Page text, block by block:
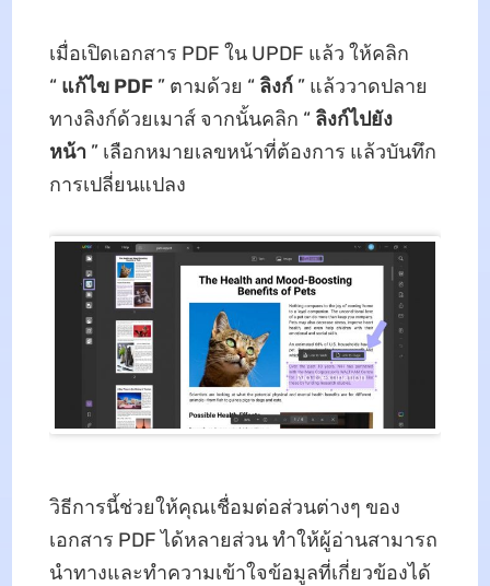
เมื่อเปิดเอกสาร PDF ใน UPDF แล้ว ให้คลิก
“ แก้ไข PDF” ตามด้วย “ ลิงก์” แล้ววาดปลาย
ทางลิงก์ด้วยเมาส์ จากนั้นคลิก “ ลิงก์ไปยัง
หน้า” เลือกหมายเลขหน้าที่ต้องการ แล้วบันทึก
การเปลี่ยนแปลง
วิธีการนี้ช่วยให้คุณเชื่อมต่อส่วนต่างๆ ของ
เอกสาร PDF ได้หลายส่วน ทำให้ผู้อ่านสามารถ
นำทางและทำความเข้าใจข้อมูลที่เกี่ยวข้องได้